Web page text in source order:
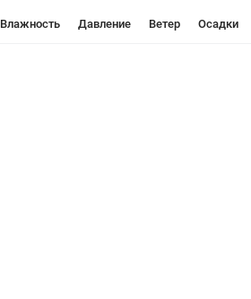
Влажность Давление Ветер Осадки